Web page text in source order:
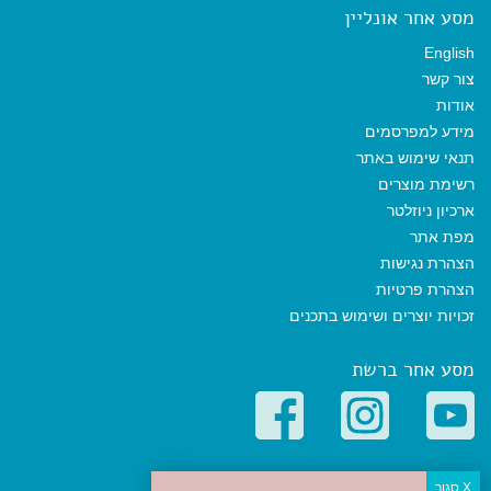
מסע אחר אונליין
English
צור קשר
אודות
מידע למפרסמים
תנאי שימוש באתר
רשימת מוצרים
ארכיון ניוזלטר
מפת אתר
הצהרת נגישות
הצהרת פרטיות
זכויות יוצרים ושימוש בתכנים
מסע אחר ברשת
קטגוריות פופולריות